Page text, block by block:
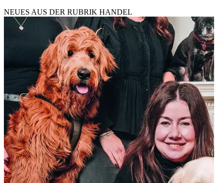
NEUES AUS DER RUBRIK HANDEL